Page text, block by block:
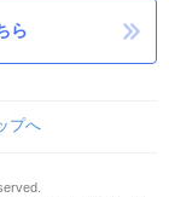
ら
プへ